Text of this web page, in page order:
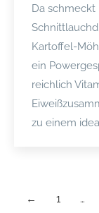
Da schmeckt
Kartoffel-
ein
reichlich
zu einem
← 1 …